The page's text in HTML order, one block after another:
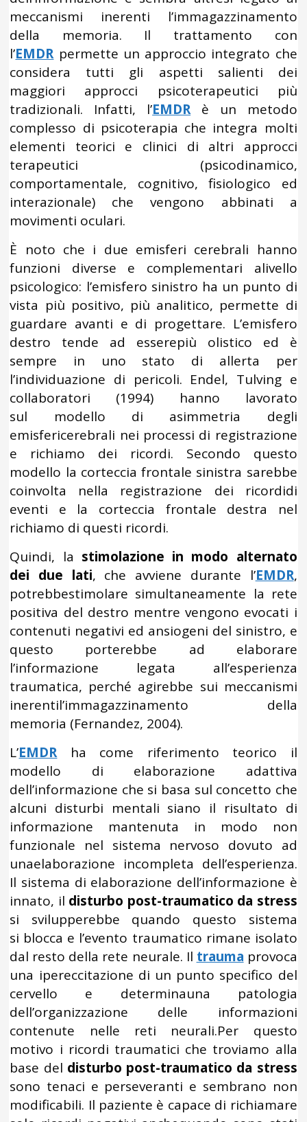
meccanismi inerenti l’immagazzinamento
della memoria. Il trattamento con
l’EMDRpermette un approccio integrato che
considera tutti gli aspetti salienti dei
maggiori approcci psicoterapeutici più
tradizionali. Infatti, l’EMDRè un metodo
complesso di psicoterapia che integra molti
elementi teorici e clinici di altri approcci
terapeutici (psicodinamico,
comportamentale, cognitivo, fisiologico ed
interazionale) che vengono abbinati a
movimenti oculari.
È noto che i due emisferi cerebrali hanno
funzioni diverse e complementari alivello
psicologico: l’emisfero sinistro ha un punto di
vista più positivo, più analitico, permette di
guardare avanti e di progettare. L’emisfero
destro tende ad esserepiù olistico ed è
sempre in uno stato di allerta per
l’individuazione di pericoli. Endel, Tulving e
collaboratori (1994) hanno lavorato
sul modello di asimmetria degli
emisfericerebrali nei processi di registrazione
e richiamo dei ricordi. Secondo questo
modello la corteccia frontale sinistra sarebbe
coinvolta nella registrazione dei ricordidi
eventi e la corteccia frontale destra nel
richiamo di questi ricordi.
Quindi, la stimolazione in modo alternato
dei due lati, che avviene durante l’EMDR,
potrebbestimolare simultaneamente la rete
positiva del destro mentre vengono evocati i
contenuti negativi ed ansiogeni del sinistro, e
questo porterebbe ad elaborare
l’informazione legata all’esperienza
traumatica, perché agirebbe sui meccanismi
inerentil’immagazzinamento della
memoria (Fernandez, 2004).
L’EMDRha come riferimento teorico il
modello di elaborazione adattiva
dell’informazione che si basa sul concetto che
alcuni disturbi mentali siano il risultato di
informazione mantenuta in modo non
funzionale nel sistema nervoso dovuto ad
unaelaborazione incompleta dell’esperienza.
Il sistema di elaborazione dell’informazione è
innato, il disturbo post-traumatico da stress
si svilupperebbe quando questo sistema
si blocca e l’evento traumatico rimane isolato
dal resto della rete neurale. Il trauma provoca
una ipereccitazione di un punto specifico del
cervello e determinauna patologia
dell’organizzazione delle informazioni
contenute nelle reti neurali.Per questo
motivo i ricordi traumatici che troviamo alla
base del disturbo post-traumatico da stress
sono tenaci e perseveranti e sembrano non
modificabili. Il paziente è capace di richiamare